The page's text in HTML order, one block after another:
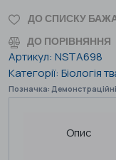
ДО СПИСКУ
ДО ПОРІВНЯННЯ
Артикул: NSTA698
Категорії: Біологія
Позначка:
Опис